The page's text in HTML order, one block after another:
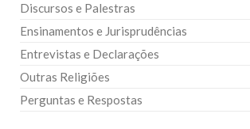
Discursos e Palestras
Ensinamentos e Jurisprudências
Entrevistas e Declarações
Outras Religiões
Perguntas e Respostas